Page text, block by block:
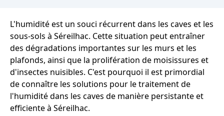
L'humidité est un souci récurrent dans les caves et les
sous-sols à Séreilhac. Cette situation peut entraîner
des dégradations importantes sur les murs et les
plafonds, ainsi que la prolifération de moisissures et
d'insectes nuisibles. C'est pourquoi il est primordial
de connaître les solutions pour le traitement de
l'humidité dans les caves de manière persistante et
efficiente à Séreilhac.